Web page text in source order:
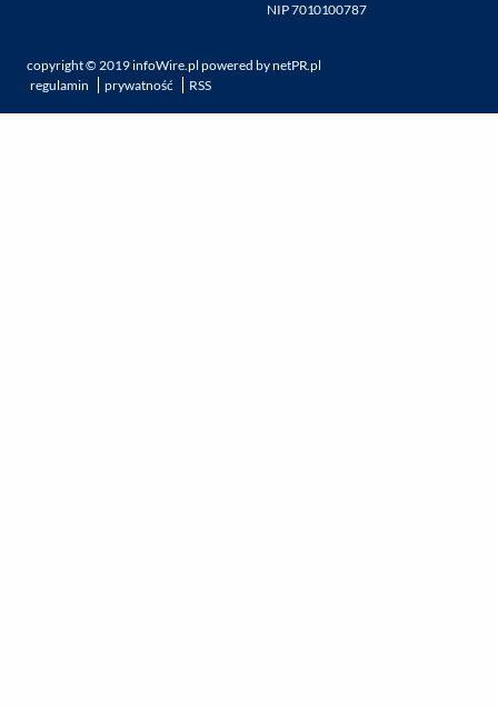
NIP 7010100787
copyright ©2019infoWire.pl powered bynetPR.pl
regulamin
prywatność RSS